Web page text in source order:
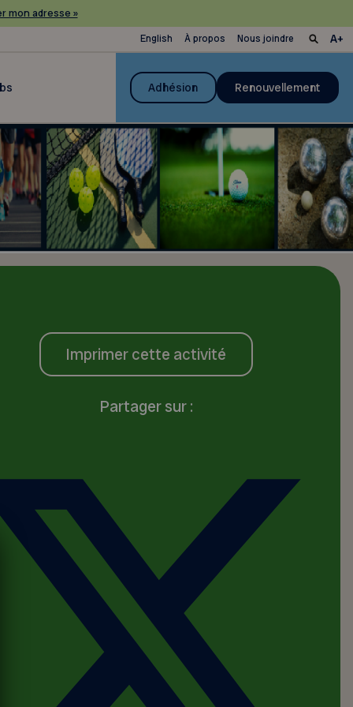
mon adresse »
English À propos Nous joindre
Adhésion Renouvellement
Imprimer cette activité
Partager sur :